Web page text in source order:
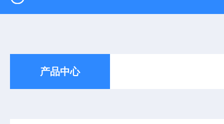
产品中心